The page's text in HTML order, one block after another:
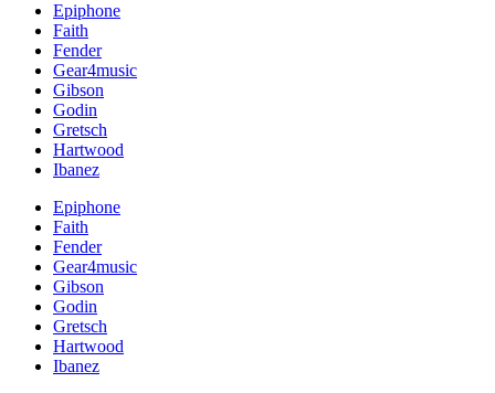
Epiphone
Faith
Fender
Gear4music
Gibson
Godin
Gretsch
Hartwood
Ibanez
Epiphone
Faith
Fender
Gear4music
Gibson
Godin
Gretsch
Hartwood
Ibanez